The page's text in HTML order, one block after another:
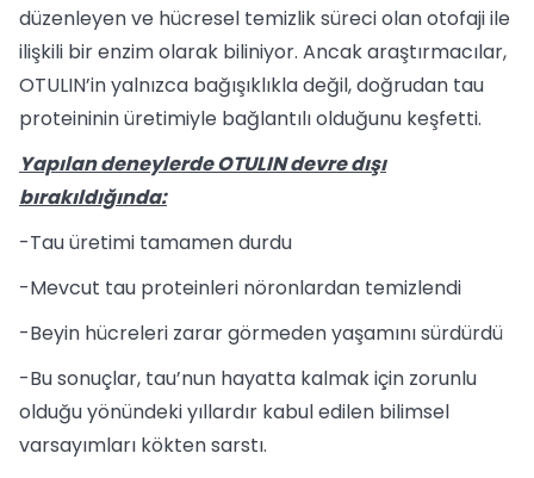
düzenleyen ve hücresel temizlik süreci olan otofaji ile
ilişkili bir enzim olarak biliniyor. Ancak araştırmacılar,
OTULIN’in yalnızca bağışıklıkla değil, doğrudan tau
proteininin üretimiyle bağlantılı olduğunu keşfetti.
Yapılan deneylerde OTULIN devre dışı
bırakıldığında:
-Tau üretimi tamamen durdu
-Mevcut tau proteinleri nöronlardan temizlendi
-Beyin hücreleri zarar görmeden yaşamını sürdürdü
-Bu sonuçlar, tau’nun hayatta kalmak için zorunlu
olduğu yönündeki yıllardır kabul edilen bilimsel
varsayımları kökten sarstı.